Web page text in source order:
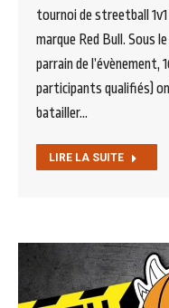
tournoi de streetball
marque Red Bull. Sous
parrain de
participants qualifiés)
batailler…
LIRE LA SUITE